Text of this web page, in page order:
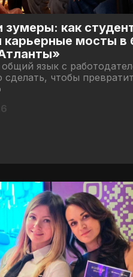
зумеры: как
карьерные мосты в
язык с
чтобы